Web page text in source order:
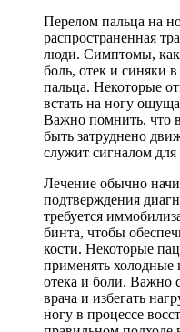
Перелом пальца на
распространенная
люди. Симптомы,
боль, отек и синяки
пальца. Некоторые
встать на ногу
Важно помнить, что
быть затруднено
служит сигналом для
Лечение обычно
подтверждения
требуется
бинта, чтобы
кости. Некоторые
применять холодные
отека и боли. Важно
врача и избегать
ногу в процессе